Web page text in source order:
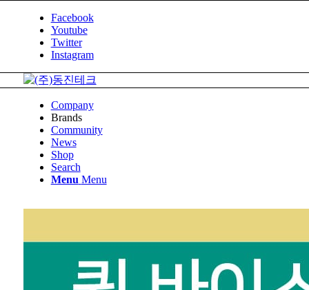
Facebook
Youtube
Twitter
Instagram
Company
Brands
Community
News
Shop
Search
Menu Menu